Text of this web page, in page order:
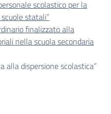
scolastico per la
statali”
finalizzato alla
nella scuola secondaria
alla dispersione scolastica”